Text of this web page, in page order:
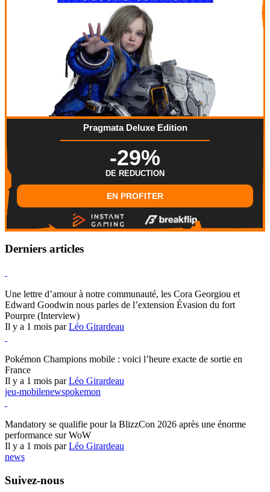
Pragmata Deluxe Edition
-29%
DE REDUCTION
EN PROFITER
Derniers articles
Une lettre d’amour à notre communauté, les Cora Georgiou et
Edward Goodwin nous parles de l’extension Évasion du fort
Pourpre (Interview)
Il y a 1 mois parLéo Girardeau
Pokémon Champions mobile : voici l’heure exacte de sortie en
France
Il y a 1 mois parLéo Girardeau
jeu-mobilenewspokemon
Mandatory se qualifie pour la BlizzCon 2026 après une énorme
performance sur WoW
Il y a 1 mois parLéo Girardeau
news
Suivez-nous